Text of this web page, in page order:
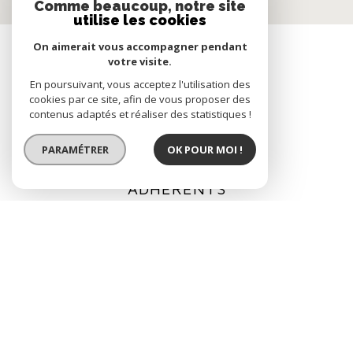
AVIS CLIENTS
ADHÉRENTS
Comme beaucoup, notre site
utilise les cookies
On aimerait vous accompagner pendant
votre visite.
En poursuivant, vous acceptez l'utilisation des
cookies par ce site, afin de vous proposer des
contenus adaptés et réaliser des statistiques !
PARAMÉTRER OK POUR MOI !